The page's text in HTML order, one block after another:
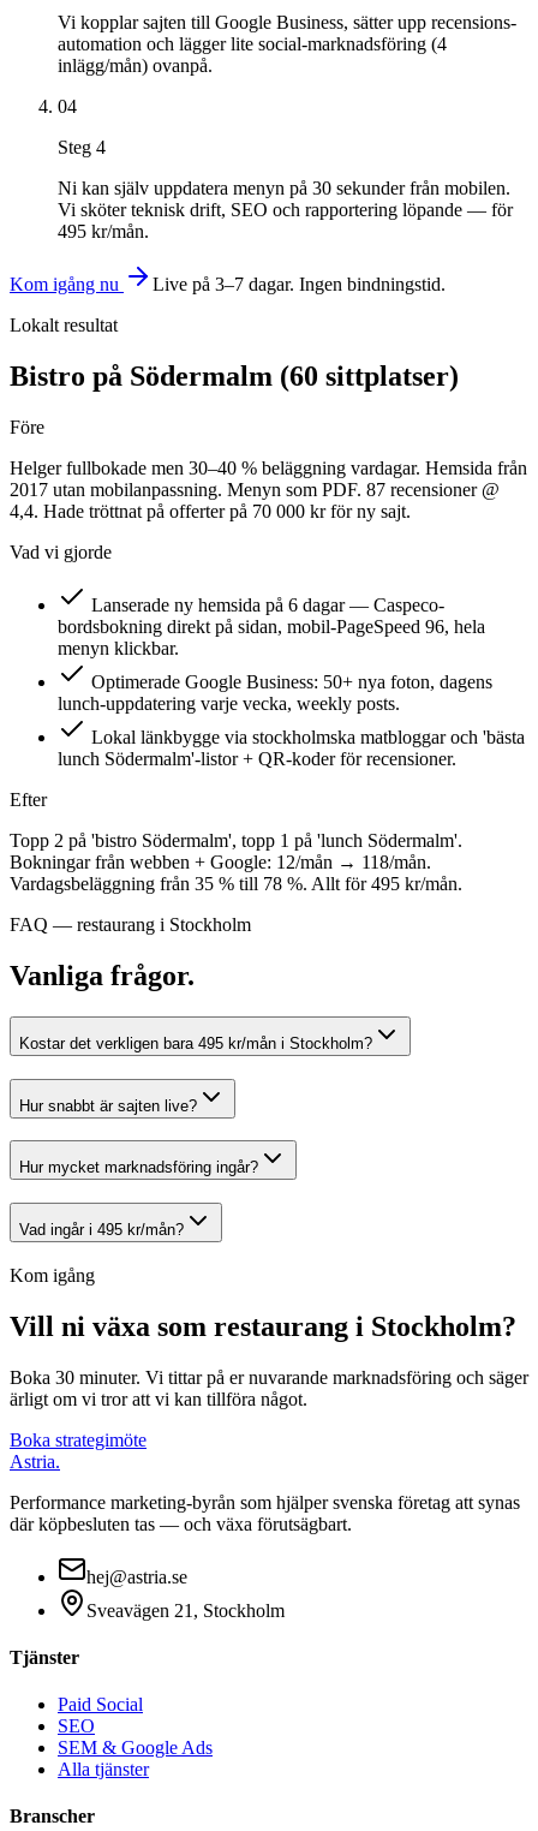
Vi kopplar sajten till Google Business, sätter upp recensions-
automation och lägger lite social-marknadsföring (4
inlägg/mån) ovanpå.
04
Steg 4
Ni kan själv uppdatera menyn på 30 sekunder från mobilen.
Vi sköter teknisk drift, SEO och rapportering löpande — för
495 kr/mån.
Kom igång nu
Live på 3–7 dagar. Ingen bindningstid.
Lokalt resultat
Bistro på Södermalm (60 sittplatser)
Före
Helger fullbokade men 30–40 % beläggning vardagar. Hemsida från
2017 utan mobilanpassning. Menyn som PDF. 87 recensioner @
4,4. Hade tröttnat på offerter på 70 000 kr för ny sajt.
Vad vi gjorde
Lanserade ny hemsida på 6 dagar — Caspeco-
bordsbokning direkt på sidan, mobil-PageSpeed 96, hela
menyn klickbar.
Optimerade Google Business: 50+ nya foton, dagens
lunch-uppdatering varje vecka, weekly posts.
Lokal länkbygge via stockholmska matbloggar och 'bästa
lunch Södermalm'-listor + QR-koder för recensioner.
Efter
Topp 2 på 'bistro Södermalm', topp 1 på 'lunch Södermalm'.
Bokningar från webben + Google: 12/mån → 118/mån.
Vardagsbeläggning från 35 % till 78 %. Allt för 495 kr/mån.
FAQ — restaurang i Stockholm
Vanliga frågor.
Kostar det verkligen bara 495 kr/mån i Stockholm?
Hur snabbt är sajten live?
Hur mycket marknadsföring ingår?
Vad ingår i 495 kr/mån?
Kom igång
Vill ni växa som restaurang i Stockholm?
Boka 30 minuter. Vi tittar på er nuvarande marknadsföring och säger
ärligt om vi tror att vi kan tillföra något.
Boka strategimöte
Astria.
Performance marketing-byrån som hjälper svenska företag att synas
där köpbesluten tas — och växa förutsägbart.
hej@astria.se
Sveavägen 21, Stockholm
Tjänster
Paid Social
SEO
SEM & Google Ads
Alla tjänster
Branscher